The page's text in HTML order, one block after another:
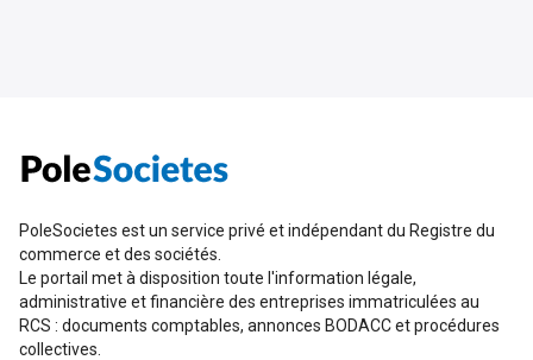
PoleSocietes est un service privé et indépendant du Registre du
commerce et des sociétés.
Le portail met à disposition toute l'information légale,
administrative et financière des entreprises immatriculées au
RCS : documents comptables, annonces BODACC et procédures
collectives.